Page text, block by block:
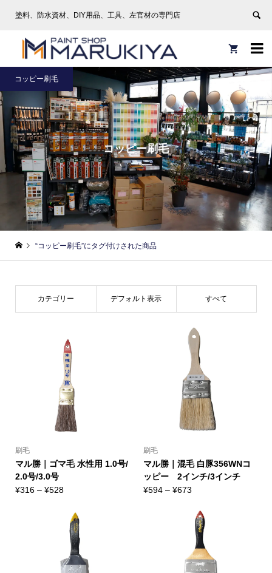
塗料、防水資材、DIY用品、工具、左官材の専門店


コッピー刷毛
コッピー刷毛
“コッピー刷毛”にタグ付けされた商品
カテゴリー デフォルト表示 すべて
刷毛
マル勝｜ゴマ毛 水性用 1.0号/
2.0号/3.0号
¥316 – ¥528価
帯:
¥316
¥528
刷毛
マル勝｜混毛 白豚356WNコ
ッピー 2インチ/3インチ
¥594 –¥673
帯:
¥594
–
¥673